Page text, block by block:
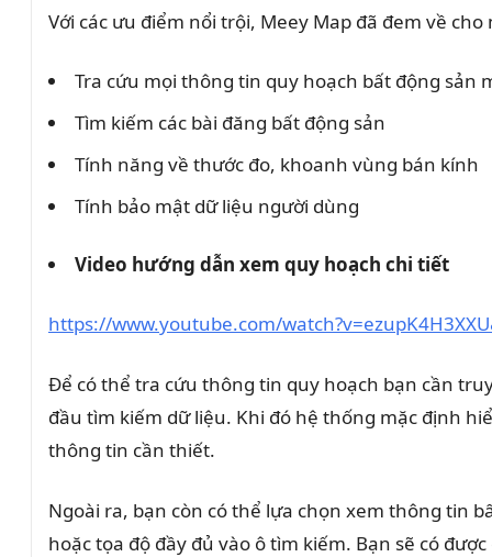
Với các ưu điểm nổi trội, Meey Map đã đem về
Tra cứu mọi thông tin quy hoạch bất động sản
Tìm kiếm các bài đăng bất động sản
Tính năng về thước đo, khoanh vùng bán kính
Tính bảo mật dữ liệu người dùng
Video hướng dẫn xem quy hoạch chi tiết
https://www.youtube.com/
Để có thể tra cứu thông tin quy hoạch bạn cần
đầu tìm kiếm dữ liệu. Khi đó hệ thống mặc định
thông tin cần thiết.
Ngoài ra, bạn còn có thể lựa chọn xem thông tin
hoặc tọa độ đầy đủ vào ô tìm kiếm. Bạn sẽ có